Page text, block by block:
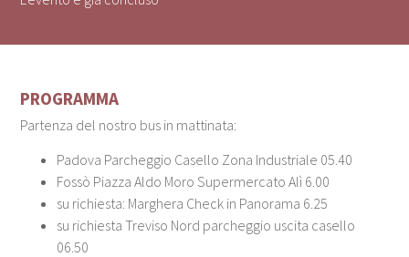
PROGRAMMA
Partenza del nostro bus in mattinata:
Padova Parcheggio Casello Zona Industriale 05.40
Fossò Piazza Aldo Moro Supermercato Alì 6.00
su richiesta: Marghera Check in Panorama 6.25
su richiesta Treviso Nord parcheggio uscita casello
06.50